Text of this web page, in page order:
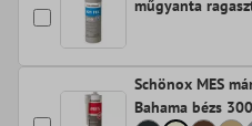
műgyanta
Schönox MES
Bahama bézs